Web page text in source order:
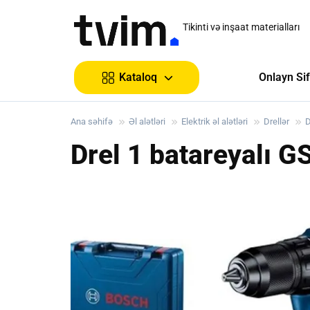
Tikinti və inşaat materialları
Kataloq Onlayn
Ana səhifə Əl alətləri Elektrik əl alətləri Drellər
Drel 1 batareyalı